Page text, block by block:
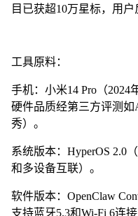
目已获超10万星标，用户
工具原料：
手机：小米14 Pro（2024
硬件品质经第三方评测如
秀）。
系统版本：HyperOS 2.0
和多设备互联）。
软件版本：OpenClaw
支持蓝牙5.3和Wi-Fi 6连